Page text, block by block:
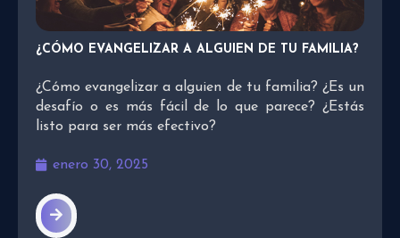
¿CÓMO EVANGELIZAR A ALGUIEN DE TU FAMILIA?
¿Cómo evangelizar a alguien de tu familia? ¿Es un
desafío o es más fácil de lo que parece? ¿Estás
listo para ser más efectivo?
enero 30, 2025